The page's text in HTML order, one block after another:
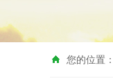
您的位置：